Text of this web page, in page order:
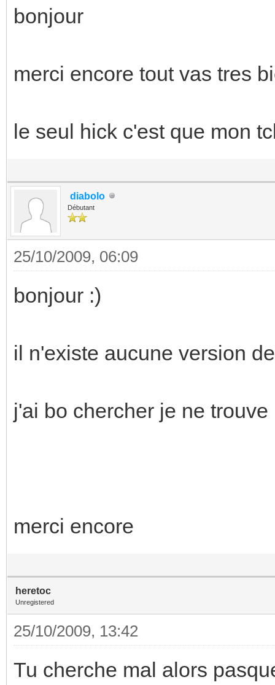
bonjour
merci encore tout vas tres
le seul hick c'est que mon
diabolo
Débutant
25/10/2009, 06:09
bonjour :)
il n'existe aucune version
j'ai bo chercher je ne trouve
merci encore
heretoc
Unregistered
25/10/2009, 13:42
Tu cherche mal alors